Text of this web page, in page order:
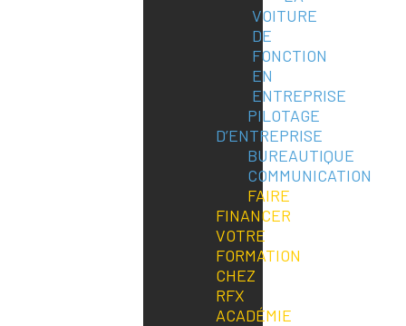
VOITURE
DE
FONCTION
EN
ENTREPRISE
PILOTAGE
D’ENTREPRISE
BUREAUTIQUE
COMMUNICATION
FAIRE
FINANCER
VOTRE
FORMATION
CHEZ
RFX
ACADÉMIE